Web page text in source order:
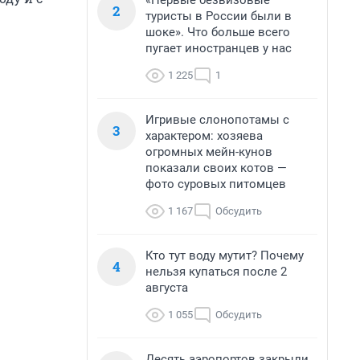
2
туристы в России были в
шоке». Что больше всего
пугает иностранцев у нас
1 225 1
3
Игривые слонопотамы с
характером: хозяева
огромных мейн-кунов
показали своих котов —
фото суровых питомцев
1 167 Обсудить
4
Кто тут воду мутит? Почему
нельзя купаться после 2
августа
1 055 Обсудить